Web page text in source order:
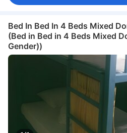
Bed In Bed In 4 Beds Mixed
(Bed in Bed in 4 Beds Mixed
Gender))